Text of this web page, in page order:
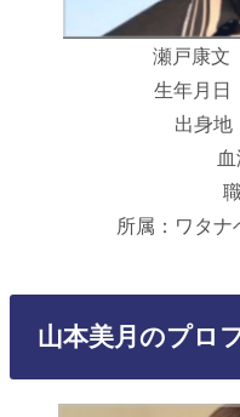
瀬戸康文
生年月日
出身地
所属：ワタナ
山本美月のプロ